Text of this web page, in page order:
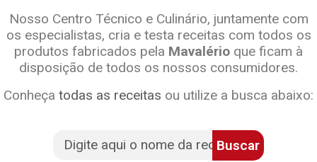
Nosso Centro Técnico e Culinário, juntamente com
os especialistas, cria e testa receitas com todos os
produtos fabricados pela Mavalério que ficam à
disposição de todos os nossos consumidores.
Conheça todas as receitas ou utilize a busca abaixo:
Buscar